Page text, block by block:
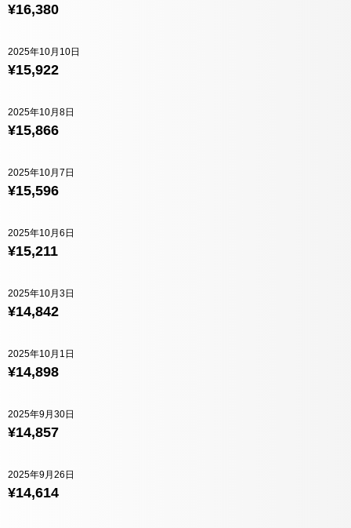
¥16,380
¥15,922
2025年10月10日
¥15,866
2025年10月8日
¥15,596
2025年10月7日
¥15,211
2025年10月6日
¥14,842
2025年10月3日
¥14,898
2025年10月1日
¥14,857
2025年9月30日
¥14,614
2025年9月26日